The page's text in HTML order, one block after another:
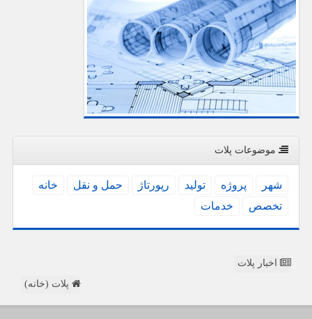
موضوعات پلات
شهر پروژه تولید رپورتاژ حمل و نقل
خانه
تخصص
خدمات
اخبار پلات
پلات (خانه)